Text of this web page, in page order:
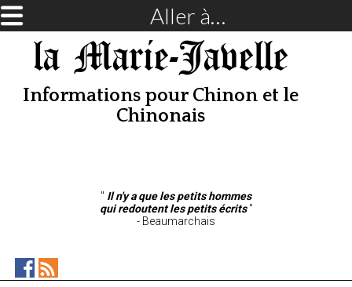
Aller à…
la Marie-Javelle
Informations pour Chinon et le
Chinonais
" Il n'y a que les petits hommes
qui redoutent les petits écrits"
- Beaumarchais
la
RSS